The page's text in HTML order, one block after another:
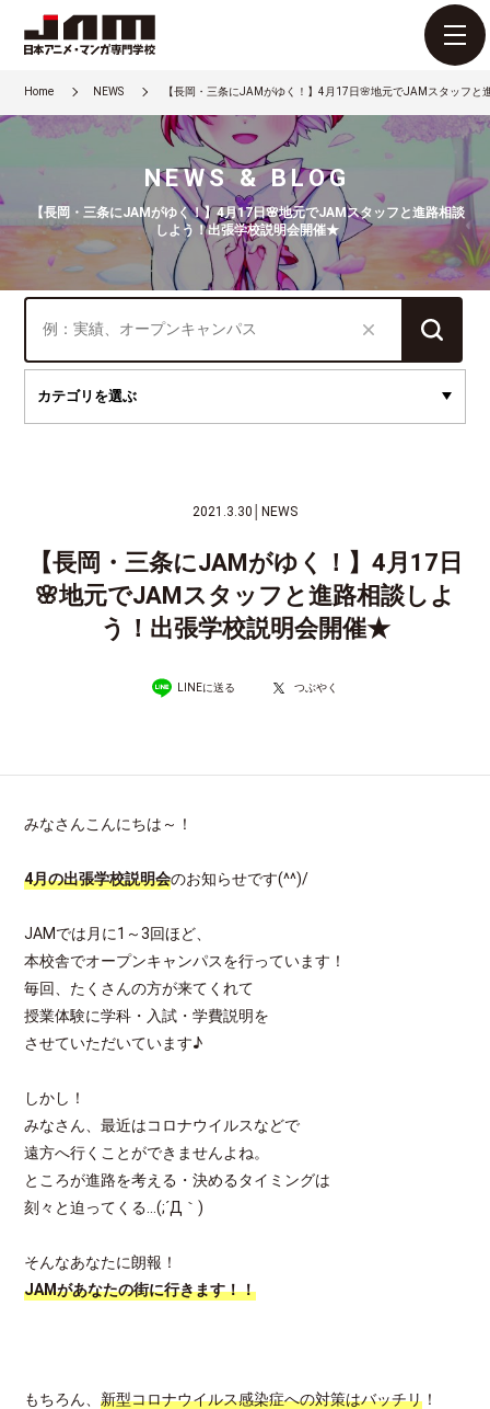
Home NEWS 【長岡・三条にJAMがゆく！】4月17日🌸地元でJAMスタッフ
NEWS & BLOG
【長岡・三条にJAMがゆく！】4月17日🌸地元でJAMスタッフと進路相談
しよう！出張学校説明会開催★
2021.3.30 NEWS
【長岡・三条にJAMがゆく！】4月17日
🌸地元でJAMスタッフと進路相談しよ
う！出張学校説明会開催★
LINEに送る つぶやく
みなさんこんにちは～！
4月の出張学校説明会のお知らせです(^^)/
JAMでは月に1～3回ほど、
本校舎でオープンキャンパスを行っています！
毎回、たくさんの方が来てくれて
授業体験に学科・入試・学費説明を
させていただいています♪
しかし！
みなさん、最近はコロナウイルスなどで
遠方へ行くことができませんよね。
ところが進路を考える・決めるタイミングは
刻々と迫ってくる…(;´Д｀)
そんなあなたに朗報！
JAMがあなたの街に行きます！！
もちろん、新型コロナウイルス感染症への対策はバッチリ ！